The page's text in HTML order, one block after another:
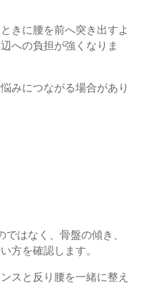
きに腰を前へ突き出すよ
への負担が強くなりま
みにつながる場合があり
はなく、骨盤の傾き、
方を確認します。
スと反り腰を一緒に整え